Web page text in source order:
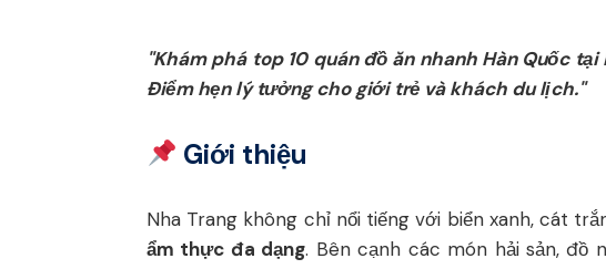
"Khám phá top 10 quán đồ ăn nhanh Hàn Quốc
Điểm hẹn lý tưởng cho giới trẻ và khách du lịch."
Giới thiệu
Nha Trang không chỉ nổi tiếng với biển xanh, cát
ẩm thực đa dạng. Bên cạnh các món hải sản, đồ